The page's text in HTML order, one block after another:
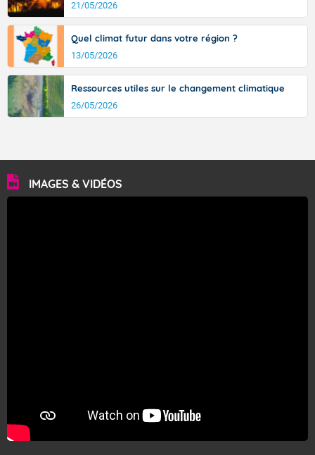
21/05/2026
Quel climat futur dans votre région ?
13/05/2026
Ressources utiles sur le changement climatique
26/05/2026
IMAGES & VIDÉOS